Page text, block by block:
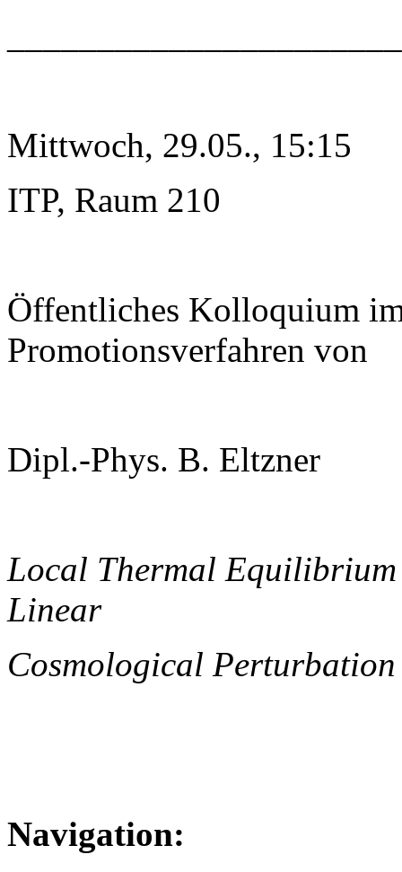
Mittwoch, 29.05., 15:15
ITP, Raum 210
Öffentliches Kolloquium
Promotionsverfahren von
Dipl.-Phys. B. Eltzner
Local Thermal Equilibrium
Linear
Cosmological
Navigation: